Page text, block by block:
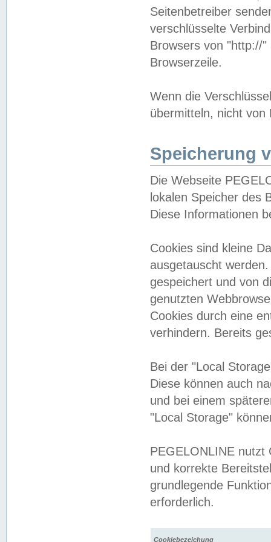
Seitenbetreiber
verschlüsselte
Browsers von "http://
Browserzeile.
Wenn die
übermitteln, nicht von
Speicherung
Die Webseite
lokalen Speicher des
Diese Informationen
Cookies sind kleine
ausgetauscht
gespeichert und von
genutzten
Cookies durch eine
verhindern. Bereits
Bei der "Local
Diese können auch
und bei einem
"Local Storage"
PEGELONLINE nutzt
und korrekte
grundlegende
erforderlich.
Cookiebezeichung